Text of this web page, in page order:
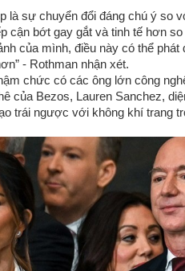
là sự chuyển đổi đáng chú ý so
cận bớt gay gắt và tinh tế hơn
của mình, điều này có thể phát
- Rothman nhận xét.
chức có các ông lớn công
của Bezos, Lauren Sanchez,
trái ngược với không khí trang